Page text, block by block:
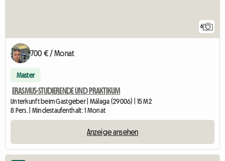
6
700 € / Monat
Master
ERASMUS-STUDIERENDE UND PRAKTIKUM
Unterkunft beim Gastgeber | Málaga (29006) | 15 M2
8 Pers. | Mindestaufenthalt: 1 Monat
Anzeige ansehen